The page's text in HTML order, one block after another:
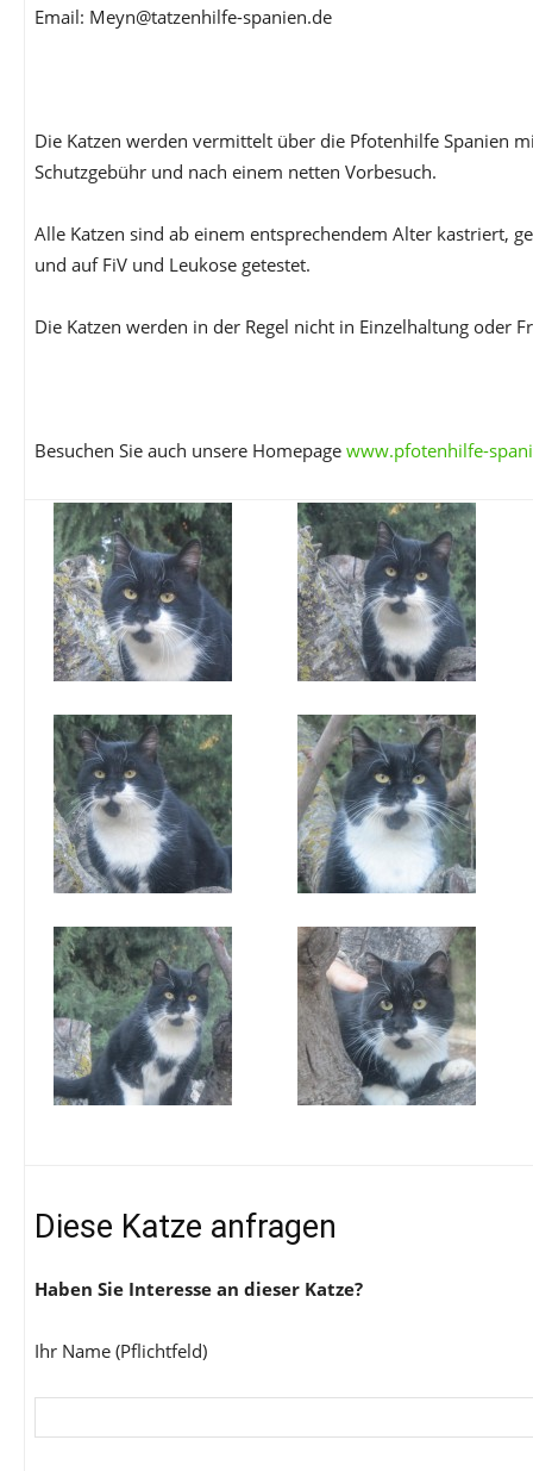
Email: Meyn@tatzenhilfe-spanien.de
Die Katzen werden vermittelt über die Pfotenhilfe Spanien
Schutzgebühr und nach einem netten Vorbesuch.
Alle Katzen sind ab einem entsprechendem Alter kastriert,
und auf FiV und Leukose getestet.
Die Katzen werden in der Regel nicht in Einzelhaltung oder
Besuchen Sie auch unsere Homepage www.pfotenhilfe-
Diese Katze anfragen
Haben Sie Interesse an dieser Katze?
Ihr Name (Pflichtfeld)